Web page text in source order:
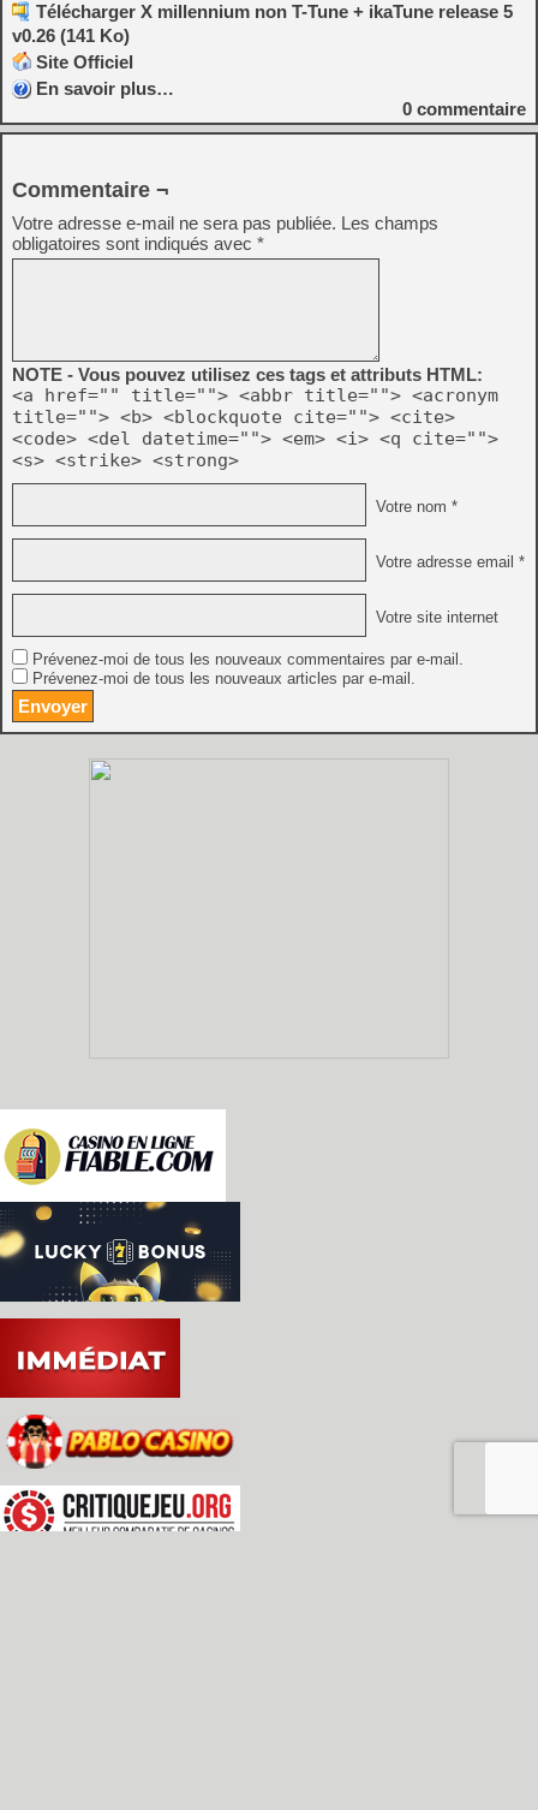
Télécharger X millennium non T-Tune + ikaTune release 5
v0.26 (141 Ko)
Site Officiel
En savoir plus…
0 commentaire
Commentaire ¬
Votre adresse e-mail ne sera pas publiée. Les champs
obligatoires sont indiqués avec *
NOTE - Vous pouvez utilisez ces tags et attributs HTML:
<a href="" title=""> <abbr title=""> <acronym
title=""> <b> <blockquote cite=""> <cite>
<code> <del datetime=""> <em> <i> <q cite="">
<s> <strike> <strong>
Votre nom *
Votre adresse email *
Votre site internet
Prévenez-moi de tous les nouveaux commentaires par e-mail.
Prévenez-moi de tous les nouveaux articles par e-mail.